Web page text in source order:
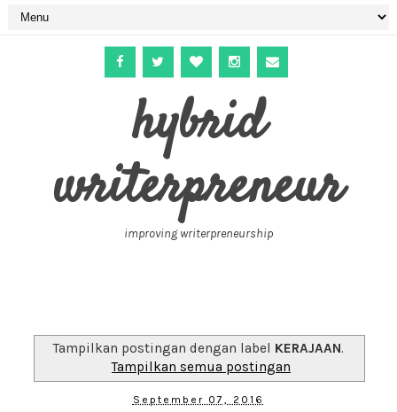
hybrid
writerpreneur
improving writerpreneurship
Tampilkan postingan dengan label KERAJAAN.
Tampilkan semua postingan
September 07, 2016